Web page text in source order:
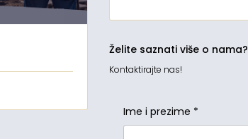
Želite saznati više o nama?
Kontaktirajte nas!
Ime i prezime *